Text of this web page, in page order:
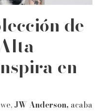
de
en
JW Anderson, acaba